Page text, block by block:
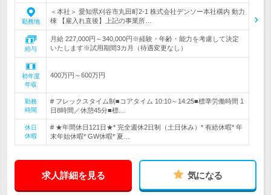
勤務地
＜本社＞ 愛知県刈谷市丸田町2-1 株式会社デンソー本社構内 動力
棟 【雇入れ直後】上記の事業所…
給与
月給 227,000円～340,000円※経験・年齢・能力を考慮して決定
いたします※試用期間3カ月（待遇変更なし）
初年度
年収
400万円～600万円
勤務
時間
# フレックスタイム制■コアタイム 10:10～14:25■標準労働時間 1
日8時間／休憩45分■標…
休日
休暇
# ★年間休日121日★* 完全週休2日制（土日休み）* 有給休暇* 年
末年始休暇* GW休暇* 夏…
求人詳細を見る 気になる